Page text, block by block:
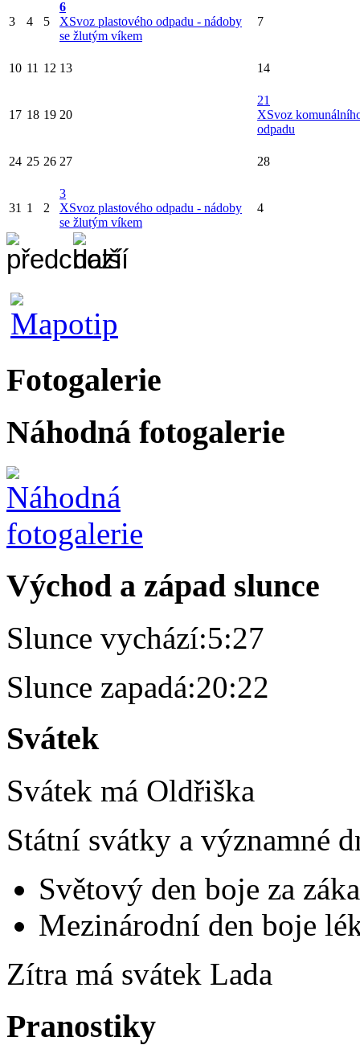
3 4 5
6
XSvoz plastového odpadu - nádoby
se žlutým víkem
7
10 11 12 13 14
17 18 19 20
21
XSvoz
odpadu
24 25 26 27 28
31 1 2
3
XSvoz plastového odpadu - nádoby
se žlutým víkem
4
Fotogalerie
Náhodná fotogalerie
Východ a západ slunce
Slunce vychází:5:27
Slunce zapadá:20:22
Svátek
Svátek má Oldřiška
Státní svátky a významné
Světový den boje za
Mezinárodní den boje
Zítra má svátek Lada
Pranostiky